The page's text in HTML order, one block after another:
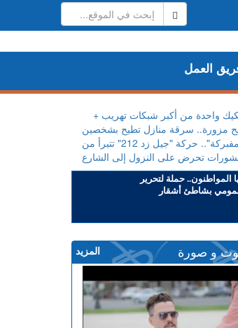
العمل
واحدة من أكبر شبكات تهريب
مزورة.. سرقة منازل تطيح بشخصين
+ وصفتها بـ"المفبركة".. حركة "جيل زد 212" تتبرأ من
تحرض على النزول إلى الشارع
المواطنون.. حملة لتحرير
بشاطئ أشقار
المزيد و صورة